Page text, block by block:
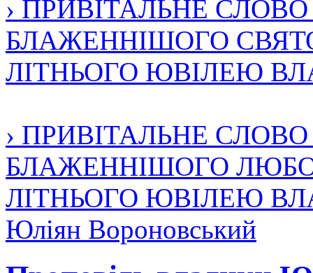
› ПРИВІТАЛЬНЕ
БЛАЖЕННІШОГО
ЛІТНЬОГО ЮВІЛЕЮ
› ПРИВІТАЛЬНЕ
БЛАЖЕННІШОГО
ЛІТНЬОГО ЮВІЛЕЮ
Юліян Вороновський